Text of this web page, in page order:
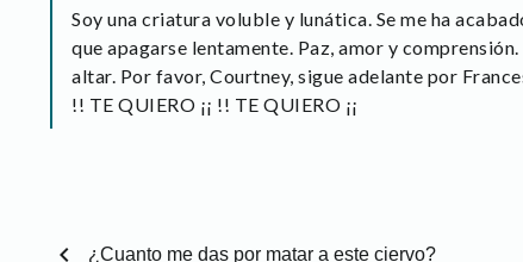
Soy una criatura voluble y lunática. Se me ha
que apagarse lentamente. Paz, amor y
altar. Por favor, Courtney, sigue adelante por
!! TE QUIERO ¡¡ !! TE QUIERO ¡¡
chevron_left ¿Cuanto me das por matar a este ciervo?